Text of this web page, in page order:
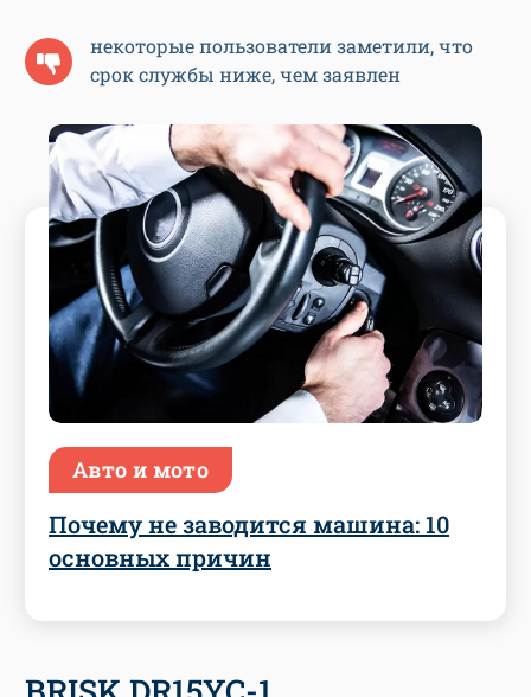
некоторые пользователи заметили, что
срок службы ниже, чем заявлен
Авто и мото
Почему не заводится машина: 10
основных причин